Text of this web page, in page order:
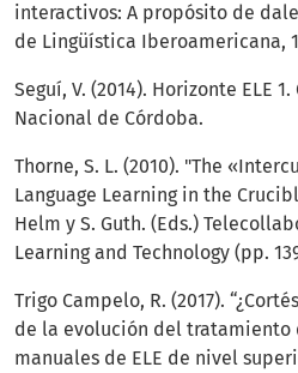
interactivos: A propósito de
de Lingüística Iberoamericana,
Seguí, V. (2014). Horizonte ELE
Nacional de Córdoba.
Thorne, S. L. (2010). "The
Language Learning in the
Helm y S. Guth. (Eds.)
Learning and Technology (pp.
Trigo Campelo, R. (2017).
de la evolución del tratamiento
manuales de ELE de nivel